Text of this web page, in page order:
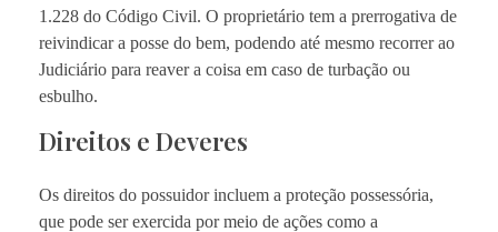
1.228 do Código Civil. O proprietário tem a prerrogativa de
reivindicar a posse do bem, podendo até mesmo recorrer ao
Judiciário para reaver a coisa em caso de turbação ou
esbulho.
Direitos e Deveres
Os direitos do possuidor incluem a proteção possessória,
que pode ser exercida por meio de ações como a